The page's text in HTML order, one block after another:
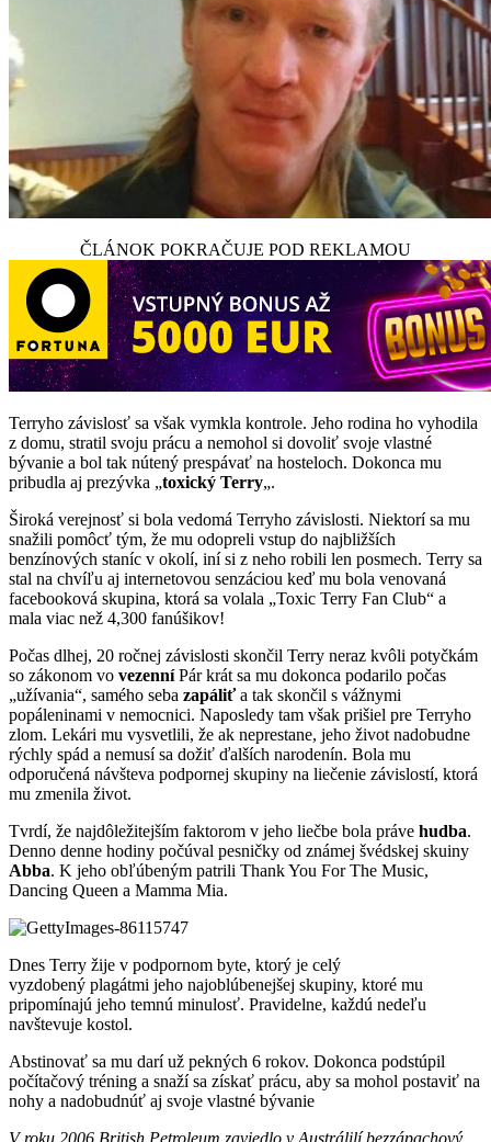
ČLÁNOK POKRAČUJE POD REKLAMOU
Terryho závislosť sa však vymkla kontrole. Jeho rodina ho vyhodila
z domu, stratil svoju prácu a nemohol si dovoliť svoje vlastné
bývanie a bol tak nútený prespávať na hosteloch. Dokonca mu
pribudla aj prezývka „toxický Terry„.
Široká verejnosť si bola vedomá Terryho závislosti. Niektorí sa mu
snažili pomôcť tým, že mu odopreli vstup do najbližších
benzínových staníc v okolí, iní si z neho robili len posmech. Terry sa
stal na chvíľu aj internetovou senzáciou keď mu bola venovaná
facebooková skupina, ktorá sa volala „Toxic Terry Fan Club“ a
mala viac než 4,300 fanúšikov!
Počas dlhej, 20 ročnej závislosti skončil Terry neraz kvôli potyčkám
so zákonom vo vezenníPár krát sa mu dokonca podarilo počas
„užívania“, samého seba zapáliťa tak skončil s vážnymi
popáleninami v nemocnici. Naposledy tam však prišiel pre Terryho
zlom. Lekári mu vysvetlili, že ak neprestane, jeho život nadobudne
rýchly spád a nemusí sa dožiť ďalších narodenín. Bola mu
odporučená návšteva podpornej skupiny na liečenie závislostí, ktorá
mu zmenila život.
Tvrdí, že najdôležitejším faktorom v jeho liečbe bola práve hudba.
Denno denne hodiny počúval pesničky od známej švédskej skuiny
Abba. K jeho obľúbeným patrili Thank You For The Music,
Dancing Queen a Mamma Mia.
Dnes Terry žije v podpornom byte, ktorý je celý
vyzdobený plagátmi jeho najoblúbenejšej skupiny, ktoré mu
pripomínajú jeho temnú minulosť. Pravidelne, každú nedeľu
navštevuje kostol.
Abstinovať sa mu darí už pekných 6 rokov. Dokonca podstúpil
počítačový tréning a snaží sa získať prácu, aby sa mohol postaviť na
nohy a nadobudnúť aj svoje vlastné bývanie